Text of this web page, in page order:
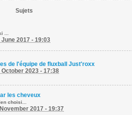
Sujets
...
June 2017 - 19:03
de l'équipe de fluxball Just'roxx
October 2023 - 17:38
les cheveux
choisi...
2017 - 19:37